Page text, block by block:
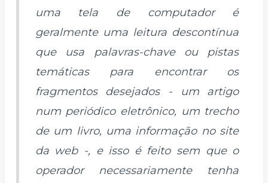
uma tela de computador é
geralmente uma leitura descontínua
que usa palavras-chave ou pistas
temáticas para encontrar os
fragmentos desejados - um artigo
num periódico eletrônico, um trecho
de um livro, uma informação no site
da web -, e isso é feito sem que o
operador necessariamente tenha